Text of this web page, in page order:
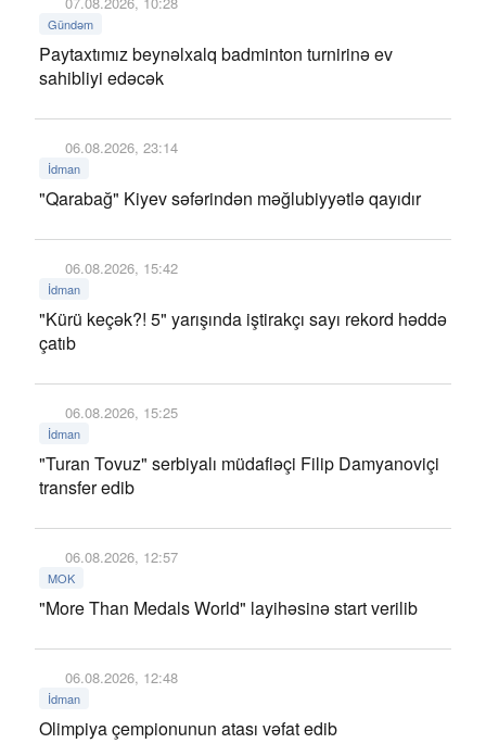
Gündəm
Paytaxtımız beynəlxalq badminton turnirinə ev
sahibliyi edəcək
06.08.2026, 23:14
İdman
"Qarabağ" Kiyev səfərindən məğlubiyyətlə qayıdır
06.08.2026, 15:42
İdman
"Kürü keçək?! 5" yarışında iştirakçı sayı rekord həddə
çatıb
06.08.2026, 15:25
İdman
"Turan Tovuz" serbiyalı müdafiəçi Filip Damyanoviçi
transfer edib
06.08.2026, 12:57
MOK
"More Than Medals World" layihəsinə start verilib
06.08.2026, 12:48
İdman
Olimpiya çempionunun atası vəfat edib